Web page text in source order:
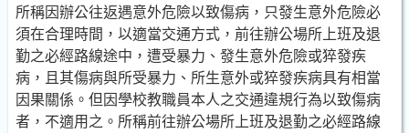
所稱因辦公往返遇意外危險以致傷病，只發生意外危險必
須在合理時間，以適當交通方式，前往辦公場所上班及退
勤之必經路線途中，遭受暴力、發生意外危險或猝發疾
病，且其傷病與所受暴力、所生意外或猝發疾病具有相當
因果關係。但因學校教職員本人之交通違規行為以致傷病
者，不適用之。所稱前往辦公場所上班及退勤之必經路線